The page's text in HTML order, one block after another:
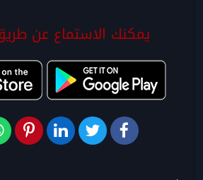
يمكنك الاستماع عن